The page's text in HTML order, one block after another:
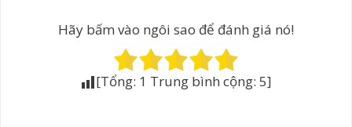
Hãy bấm vào ngôi sao để đánh giá nó!
[Tổng: 1 Trung bình cộng: 5]